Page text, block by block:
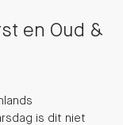
en Oud &
is dit niet